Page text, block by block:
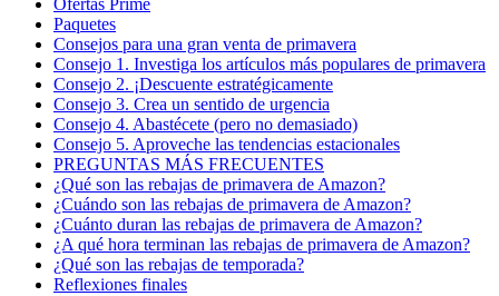
Ofertas Prime
Paquetes
Consejos para una gran venta de primavera
Consejo 1. Investiga los artículos más populares de primavera
Consejo 2. ¡Descuente estratégicamente
Consejo 3. Crea un sentido de urgencia
Consejo 4. Abastécete (pero no demasiado)
Consejo 5. Aproveche las tendencias estacionales
PREGUNTAS MÁS FRECUENTES
¿Qué son las rebajas de primavera de Amazon?
¿Cuándo son las rebajas de primavera de Amazon?
¿Cuánto duran las rebajas de primavera de Amazon?
¿A qué hora terminan las rebajas de primavera de Amazon?
¿Qué son las rebajas de temporada?
Reflexiones finales